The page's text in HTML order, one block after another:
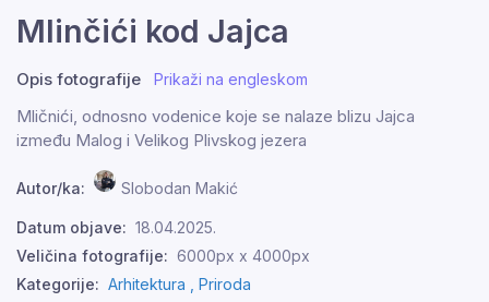
Mlinčići kod Jajca
Opis fotografije Prikaži na engleskom
Mličnići, odnosno vodenice koje se nalaze blizu Jajca
između Malog i Velikog Plivskog jezera
Autor/ka: Slobodan Makić
Datum objave: 18.04.2025.
Veličina fotografije: 6000px x 4000px
Kategorije: Arhitektura , Priroda